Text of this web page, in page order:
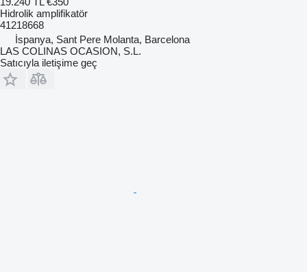
Hidrolik amplifikatör
41218668
İspanya, Sant Pere Molanta, Barcelona
LAS COLINAS OCASION, S.L.
Satıcıyla iletişime geç